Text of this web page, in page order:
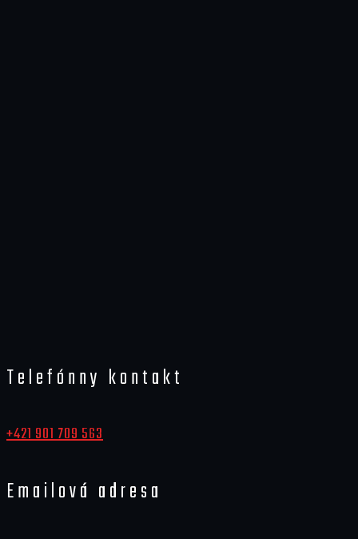
Telefónny kontakt
+421 901 709 563
Emailová adresa